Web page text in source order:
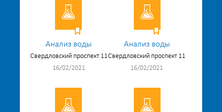
Анализ воды
Свердловский проспект 11
16/02/2021
Анализ воды
Свердловский проспект 11
16/02/2021